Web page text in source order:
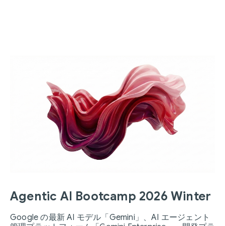
Agentic AI Bootcamp 2026 Winter
Google の最新 AI モデル「Gemini」、AI エージェント